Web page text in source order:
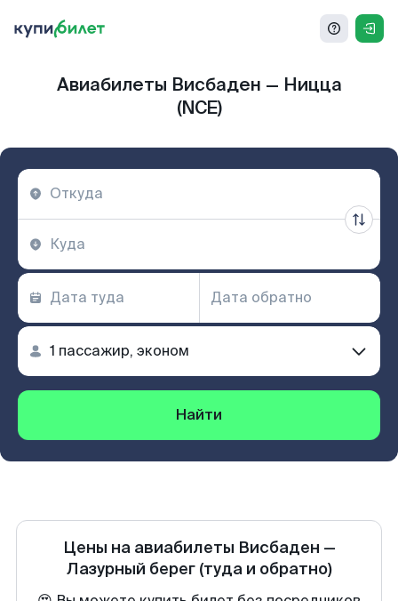
Авиабилеты Висбаден — Ницца
(NCE)
Найти
Цены на авиабилеты Висбаден —
Лазурный берег (туда и обратно)